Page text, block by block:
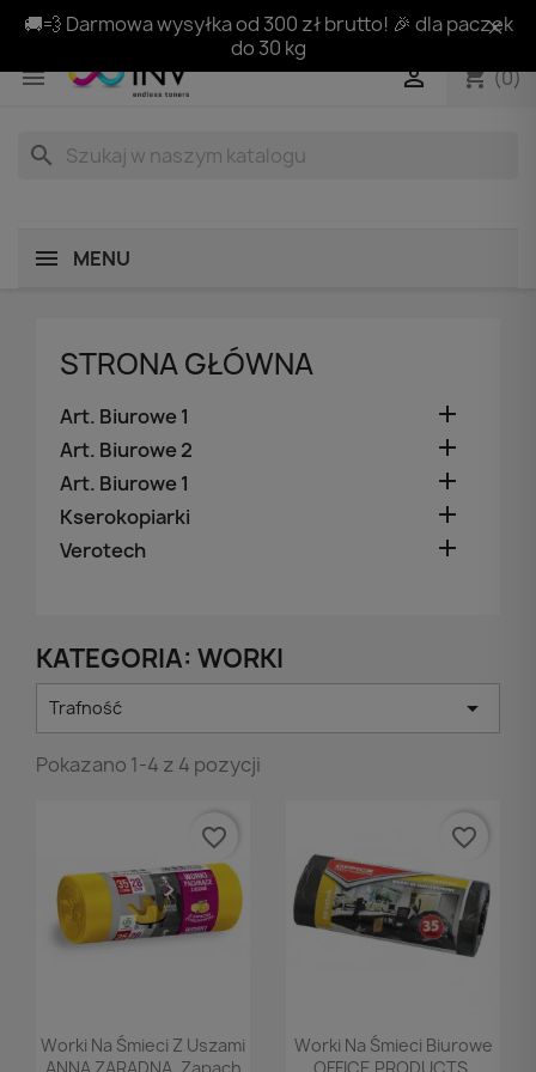
🚚💨 Darmowa wysyłka od 300 zł brutto! 🎉 dla paczek
do 30 kg
 shopping_cart(0)

search
MENU
STRONA GŁÓWNA
Art. Biurowe 1 
Art. Biurowe 2 
Art. Biurowe 1 
Kserokopiarki 
Verotech 
KATEGORIA: WORKI
Trafność 
Pokazano 1-4 z 4 pozycji
Podgląd
Worki Na Śmieci Z Uszami
favorite_border
 Podgląd
Worki Na Śmieci Biurowe
favorite_border